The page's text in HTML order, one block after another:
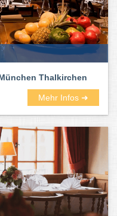
Thalkirchen
Mehr Infos ➜